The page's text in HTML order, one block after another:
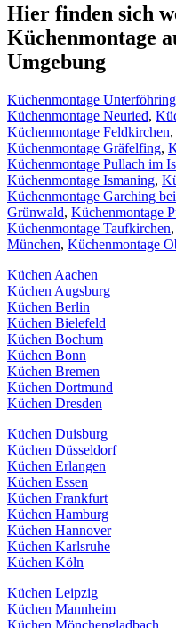
Hier finden sich
Küchenmontage
Umgebung
Küchenmontage Unterföhring
Küchenmontage Neuried,
Küchenmontage Feldkirchen,
Küchenmontage Gräfelfing,
Küchenmontage Pullach im
Küchenmontage Ismaning,
Küchenmontage Garching
Grünwald, Küchenmontage
Küchenmontage Taufkirchen,
München, Küchenmontage
Küchen Aachen
Küchen Augsburg
Küchen Berlin
Küchen Bielefeld
Küchen Bochum
Küchen Bonn
Küchen Bremen
Küchen Dortmund
Küchen Dresden
Küchen Duisburg
Küchen Düsseldorf
Küchen Erlangen
Küchen Essen
Küchen Frankfurt
Küchen Hamburg
Küchen Hannover
Küchen Karlsruhe
Küchen Köln
Küchen Leipzig
Küchen Mannheim
Küchen Mönchengladbach